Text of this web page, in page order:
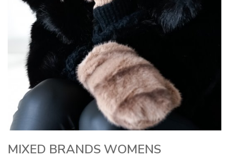
MIXED BRANDS WOMENS